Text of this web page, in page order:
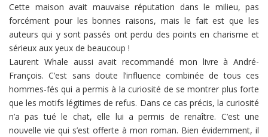
Cette maison avait mauvaise réputation dans le milieu, pas
forcément pour les bonnes raisons, mais le fait est que les
auteurs qui y sont passés ont perdu des points en charisme et
sérieux aux yeux de beaucoup !
Laurent Whale aussi avait recommandé mon livre à André-
François. C’est sans doute l’influence combinée de tous ces
hommes-fés qui a permis à la curiosité de se montrer plus forte
que les motifs légitimes de refus. Dans ce cas précis, la curiosité
n’a pas tué le chat, elle lui a permis de renaître. C’est une
nouvelle vie qui s’est offerte à mon roman. Bien évidemment, il